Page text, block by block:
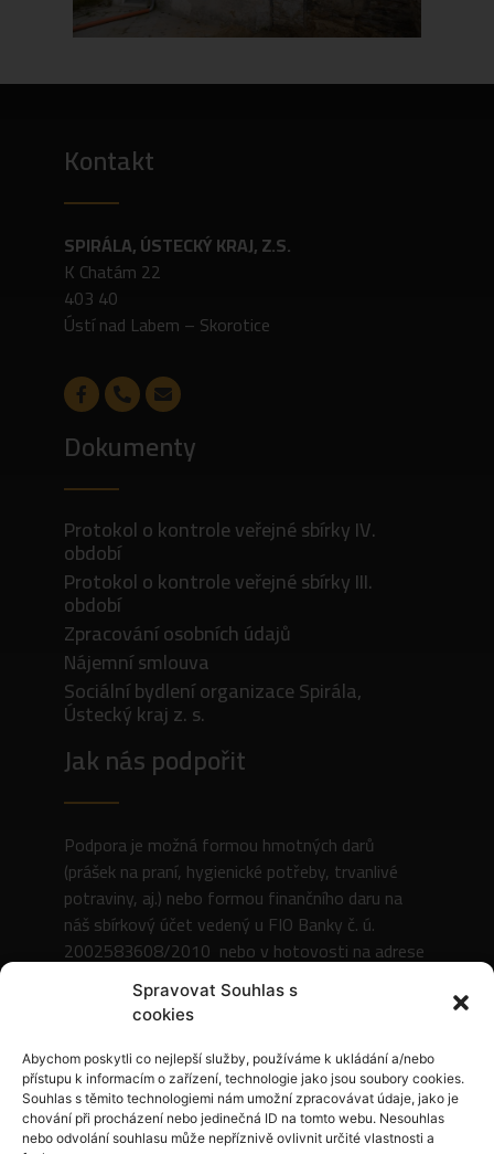
Spravovat Souhlas s
cookies
Abychom poskytli co nejlepší služby, používáme k ukládání a/nebo
přístupu k informacím o zařízení, technologie jako jsou soubory cookies.
Souhlas s těmito technologiemi nám umožní zpracovávat údaje, jako je
chování při procházení nebo jedinečná ID na tomto webu. Nesouhlas
nebo odvolání souhlasu může nepříznivě ovlivnit určité vlastnosti a
Kontakt
SPIRÁLA, ÚSTECKÝ KRAJ, Z.S.
K Chatám 22
403 40
Ústí nad Labem – Skorotice
Dokumenty
Protokol o kontrole veřejné sbírky IV.
období
Protokol o kontrole veřejné sbírky III.
období
Zpracování osobních údajů
Nájemní smlouva
Sociální bydlení organizace Spirála,
Ústecký kraj z. s.
Jak nás podpořit
Podpora je možná formou hmotných darů
(prášek na praní, hygienické potřeby, trvanlivé
potraviny, aj.) nebo formou finančního daru na
náš sbírkový účet vedený u FIO Banky č. ú.
2002583608/2010 nebo v hotovosti na adrese
organizace.
Osvědčení o konání veřejné sbírky